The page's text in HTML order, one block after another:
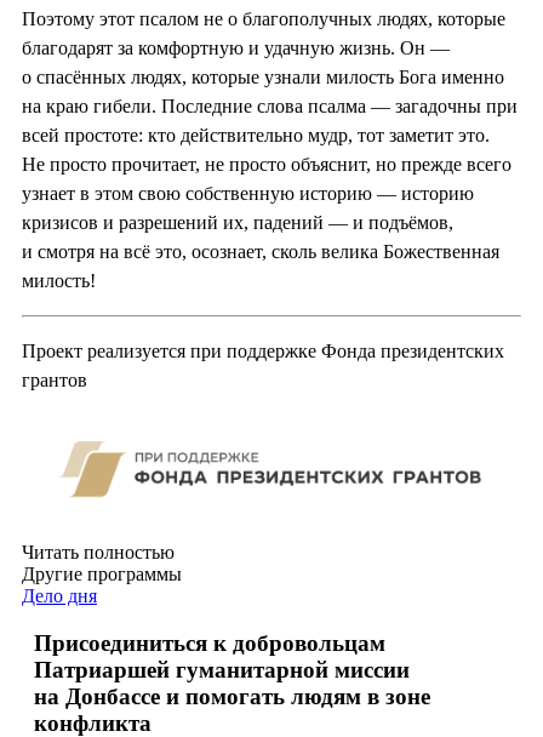
Поэтому этот псалом не о благополучных людях, которые
благодарят за комфортную и удачную жизнь. Он —
о спасённых людях, которые узнали милость Бога именно
на краю гибели. Последние слова псалма — загадочны при
всей простоте: кто действительно мудр, тот заметит это.
Не просто прочитает, не просто объяснит, но прежде всего
узнает в этом свою собственную историю — историю
кризисов и разрешений их, падений — и подъёмов,
и смотря на всё это, осознает, сколь велика Божественная
милость!
Проект реализуется при поддержке Фонда президентских
грантов
Читать полностью
Другие программы
Дело дня
Присоединиться к добровольцам
Патриаршей гуманитарной миссии
на Донбассе и помогать людям в зоне
конфликта